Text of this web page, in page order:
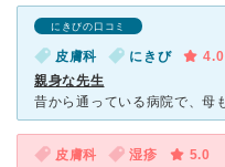
にきびの口コミ
皮膚科 にきび
4.0
親身な先生
皮膚科 湿疹
5.0